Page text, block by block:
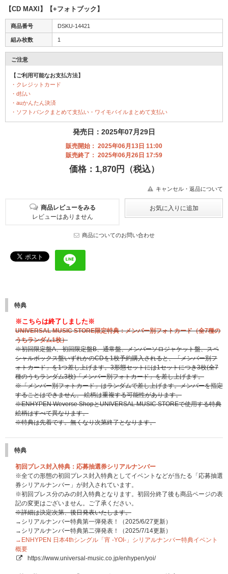
【CD MAXI】【+フォトブック】
商品番号 DSKU-14421
組み枚数 1
ご注意
【ご利用可能なお支払方法】
・クレジットカード
・d払い
・auかんたん決済
・ソフトバンクまとめて支払い・ワイモバイルまとめて支払い
発売日：2025年07月29日
販売開始： 2025年06月13日 11:00
販売終了： 2025年06月26日 17:59
価格：1,870円（税込）
キャンセル・返品について
商品レビューをみる
レビューはありません
商品についてのお問い合わせ
特典
※こちらは終了しました※
UNIVERSAL MUSIC STORE限定特典：メンバー別フォトカード（全7種の
うちランダム1枚）
※初回限定盤A、初回限定盤B、通常盤、メンバーソロジャケット盤、スペ
シャルボックス盤いずれかのCDを1枚予約購入されると、「メンバー別フ
ォトカード」を1つ差し上げます。3形態セットには1セットにつき3枚(全7
種のうちランダム3枚)「メンバー別フォトカード」を差し上げます。
※「メンバー別フォトカード」はランダムで差し上げます。メンバーを指定
することはできません。 絵柄は重複する可能性があります。
※ENHYPEN Weverse ShopとUNIVERSAL MUSIC STOREで使用する特典
絵柄はすべて異なります。
※特典は先着です。無くなり次第終了となります。
特典
初回プレス封入特典：応募抽選券シリアルナンバー
※全ての形態の初回プレス封入特典としてイベントなどが当たる「応募抽選
券シリアルナンバー」が封入されています。
※初回プレス分のみの封入特典となります。初回分終了後も商品ページの表
記の変更はございません。ご了承ください。
※詳細は決定次第、後日発表いたします。
→シリアルナンバー特典第一弾発表！（2025/6/27更新）
→シリアルナンバー特典第二弾発表！（2025/7/14更新）
→ENHYPEN 日本4thシングル「宵 -YOI-」シリアルナンバー特典イベント
概要
https://www.universal-music.co.jp/enhypen/yoi/